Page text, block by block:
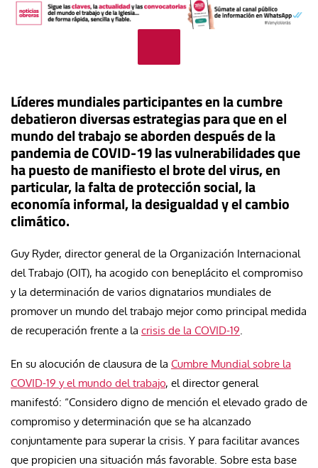
Líderes mundiales participantes en la cumbre
debatieron diversas estrategias para que en el
mundo del trabajo se aborden después de la
pandemia de COVID-19 las vulnerabilidades que
ha puesto de manifiesto el brote del virus, en
particular, la falta de protección social, la
economía informal, la desigualdad y el cambio
climático.
Guy Ryder, director general de la Organización Internacional
del Trabajo (OIT), ha acogido con beneplácito el compromiso
y la determinación de varios dignatarios mundiales de
promover un mundo del trabajo mejor como principal medida
de recuperación frente a la crisis de la COVID-19.
En su alocución de clausura de la Cumbre Mundial sobre la
COVID-19 y el mundo del trabajo, el director general
manifestó: “Considero digno de mención el elevado grado de
compromiso y determinación que se ha alcanzado
conjuntamente para superar la crisis. Y para facilitar avances
que propicien una situación más favorable. Sobre esta base